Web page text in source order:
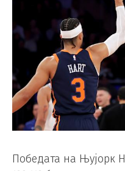
Победата на Њујорк